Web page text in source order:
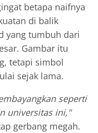
betapa naifnya
di balik
yang tumbuh dari
Gambar itu
tetapi simbol
sejak lama.
seperti
universitas ini,"
gerbang megah.